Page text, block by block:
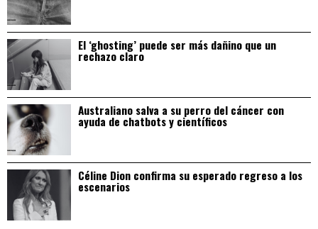
El ‘ghosting’ puede ser más dañino que un
rechazo claro
Australiano salva a su perro del cáncer con
ayuda de chatbots y científicos
Céline Dion confirma su esperado regreso a los
escenarios